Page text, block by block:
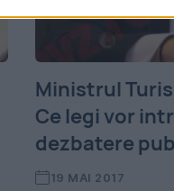
Ministrul
Ce legi vor
dezbatere
19 MAI 2017